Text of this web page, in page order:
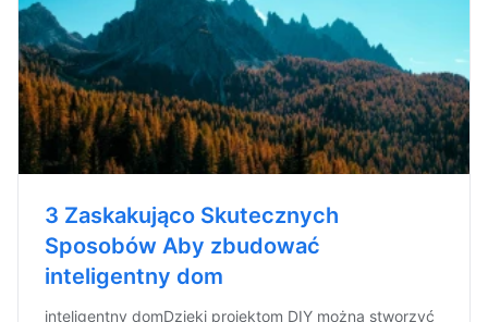
3 Zaskakująco Skutecznych
Sposobów Aby zbudować
inteligentny dom
inteligentny domDzięki projektom DIY można stworzyć